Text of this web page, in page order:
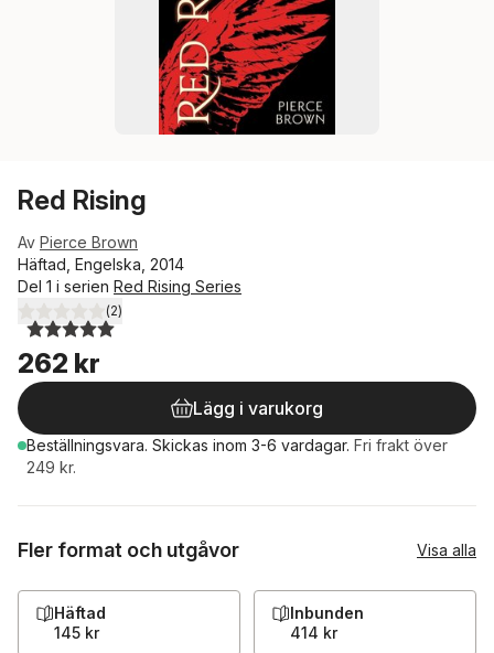
Red Rising
Av Pierce Brown
Häftad, Engelska, 2014
Del 1 i serien Red Rising Series
5,0utav 5 stjärnor. Totalt antal röster:
(2)
262 kr
Lägg i varukorg
Beställningsvara. Skickas inom 3-6 vardagar. Fri frakt över
249 kr.
Fler format och utgåvor Visa alla
Häftad
145 kr
Inbunden
414 kr